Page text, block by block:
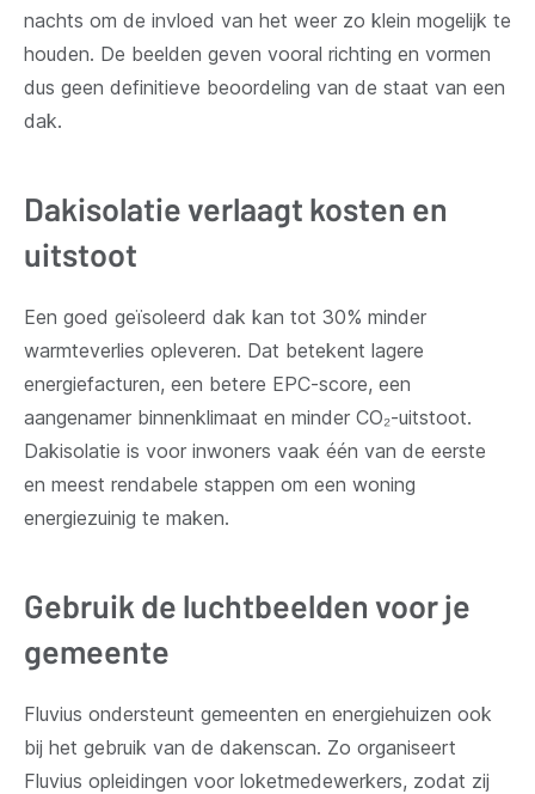
nachts om de invloed van het weer zo klein mogelijk te
houden. De beelden geven vooral richting en vormen
dus geen definitieve beoordeling van de staat van een
dak.
Dakisolatie verlaagt kosten en
uitstoot
Een goed geïsoleerd dak kan tot 30% minder
warmteverlies opleveren. Dat betekent lagere
energiefacturen, een betere EPC-score, een
aangenamer binnenklimaat en minder CO₂-uitstoot.
Dakisolatie is voor inwoners vaak één van de eerste
en meest rendabele stappen om een woning
energiezuinig te maken.
Gebruik de luchtbeelden voor je
gemeente
Fluvius ondersteunt gemeenten en energiehuizen ook
bij het gebruik van de dakenscan. Zo organiseert
Fluvius opleidingen voor loketmedewerkers, zodat zij